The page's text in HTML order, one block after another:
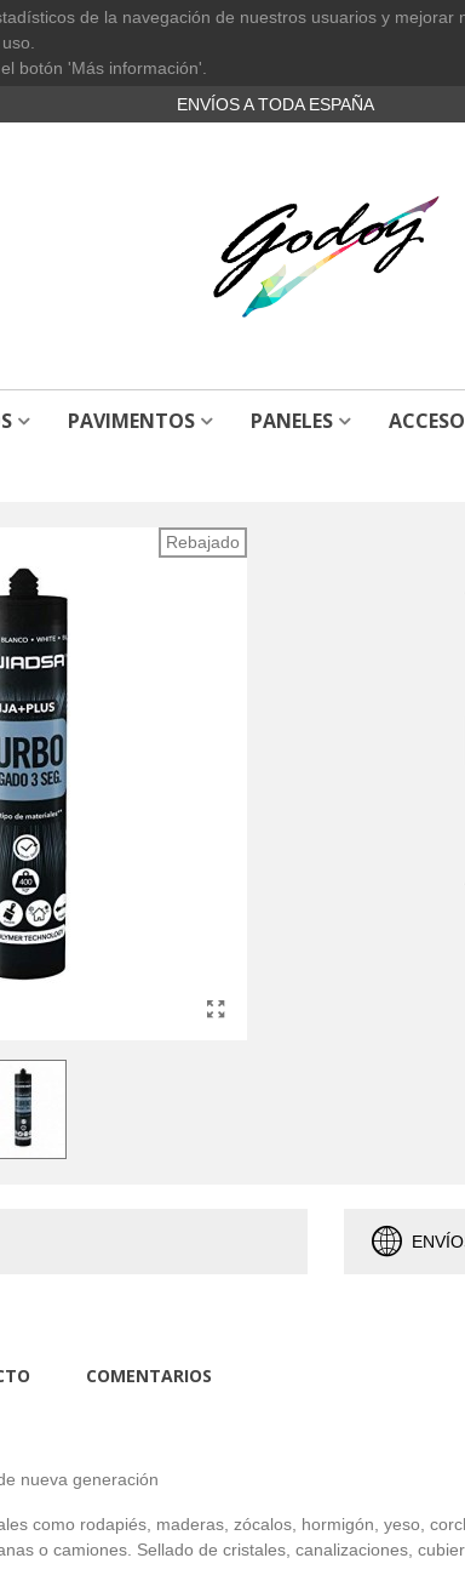
de la navegación de nuestros usuarios y mejorar
botón 'Más información'.
ENVÍOS A TODA ESPAÑA
PAVIMENTOS PANELES
Rebajado
COMENTARIOS
nueva generación
como rodapiés, maderas, zócalos, hormigón, yeso,
o camiones. Sellado de cristales, canalizaciones,